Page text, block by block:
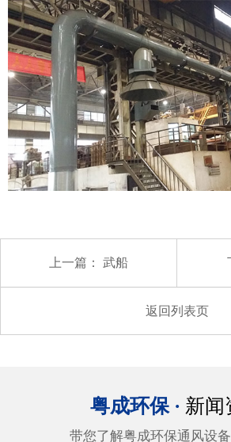
上一篇： 武船
返回列表页
粤成环保 · 新闻
带您了解粤成环保通风设